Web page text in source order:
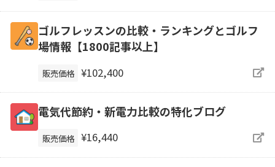
ゴルフレッスンの比較・ランキングとゴルフ
場情報【1800記事以上】
販売価格 ¥102,400
電気代節約・新電力比較の特化ブログ
販売価格 ¥16,440